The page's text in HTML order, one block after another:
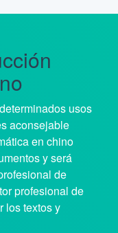
usos
aconsejable
en chino
y será
de
profesional de
los textos y